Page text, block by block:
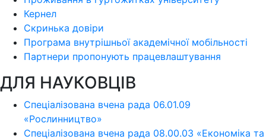
Кернел
Скринька довіри
Програма внутрішньої академічної мобільності
Партнери пропонують працевлаштування
ДЛЯ НАУКОВЦІВ
Спеціалізована вчена рада 06.01.09
«Рослинництво»
Спеціалізована вчена рада 08.00.03 «Економіка та